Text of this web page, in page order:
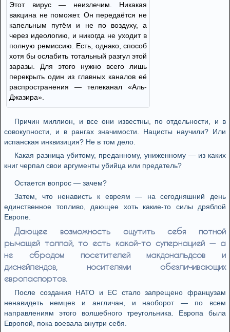
Этот вирус — неизлечим. Никакая
вакцина не поможет. Он передаётся не
капельным путём и не по воздуху, а
через идеологию, и никогда не уходит в
полную ремиссию. Есть, однако, способ
хотя бы ослабить тотальный разгул этой
заразы. Для этого нужно всего лишь
перекрыть один из главных каналов её
распространения — телеканал «Аль-
Джазира».
Причин миллион, и все они известны, по отдельности, и в
совокупности, и в рангах значимости. Нацисты научили? Или
испанская инквизиция? Не в том дело.
Какая разница убитому, преданному, униженному — из каких
книг черпал свои аргументы убийца или предатель?
Остается вопрос — зачем?
Затем, что ненависть к евреям — на сегодняшний день
единственное топливо, дающее хоть какие-то силы дряблой
Европе.
Дающее возможность ощутить себя потной
рычащей толпой, то есть какой-то супернацией — а
не сбродом посетителей макдональдсов и
диснейлендов, носителями обезличивающих
европаспортов.
После создания НАТО и ЕС стало запрещено французам
ненавидеть немцев и англичан, и наоборот — по всем
направлениям этого волшебного треугольника. Европа была
Европой, пока воевала внутри себя.